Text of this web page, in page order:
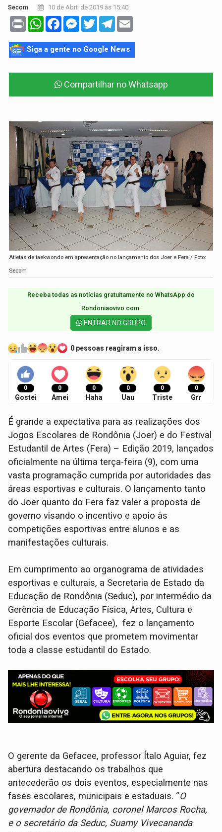
Secom 10 de Abril de 2019 às 15:40
Print WhatsAppFacebookMessenger
TwitterTelegram
Siga a gente no Google News
Compartilhar no Whatsapp
Atletas de taekwondo em apresentação no lançamento dos Joer e Fera / Foto:
Secom
Receba todas as notícias gratuitamente no WhatsApp do
Rondoniaovivo.com.​
ENTRAR NO GRUPO
0 pessoas reagiram a isso.
0
Gostei
0
Amei
0
Haha
0
Uau
0
Triste
0
Grr
É grande a expectativa para as realizações dos
Jogos Escolares de Rondônia (Joer) e do Festival
Estudantil de Artes (Fera) – Edição 2019, lançados
oficialmente na última terça-feira (9), com uma
vasta programação cumprida por autoridades das
áreas esportivas e culturais. O lançamento tanto
do Joer quanto do Fera faz valer a proposta de
governo visando o incentivo e apoio às
competições esportivas entre alunos e as
manifestações culturais.
Em cumprimento ao organograma de atividades
esportivas e culturais, a Secretaria de Estado da
Educação de Rondônia (Seduc), por intermédio da
Gerência de Educação Física, Artes, Cultura e
Esporte Escolar (Gefacee), fez o lançamento
oficial dos eventos que prometem movimentar
toda a classe estudantil do Estado.
O gerente da Gefacee, professor Ítalo Aguiar, fez
abertura destacando os trabalhos que
antecederão os dois eventos, especialmente nas
fases escolares, municipais e estaduais. “O
governador de Rondônia, coronel Marcos Rocha,
e o secretário da Seduc, Suamy Vivecananda